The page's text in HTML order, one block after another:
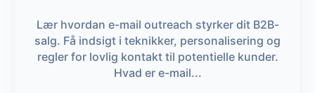
Lær hvordan e-mail outreach styrker dit B2B-
salg. Få indsigt i teknikker, personalisering og
regler for lovlig kontakt til potentielle kunder.
Hvad er e-mail...